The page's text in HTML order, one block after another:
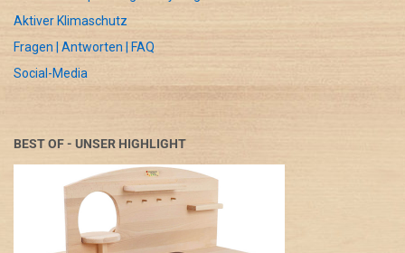
Aktiver Klimaschutz
Fragen | Antworten | FAQ
Social-Media
BEST OF - UNSER HIGHLIGHT